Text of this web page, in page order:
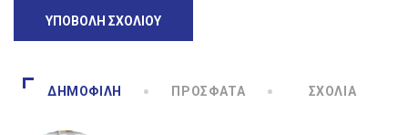
ΔΗΜΟΦΙΛΉ ΠΡΌΣΦΑΤΑ ΣΧΌΛΙΑ